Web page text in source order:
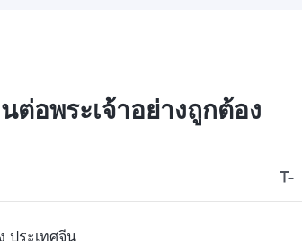
อพระเจ้าอย่างถูกต้อง
ประเทศจีน